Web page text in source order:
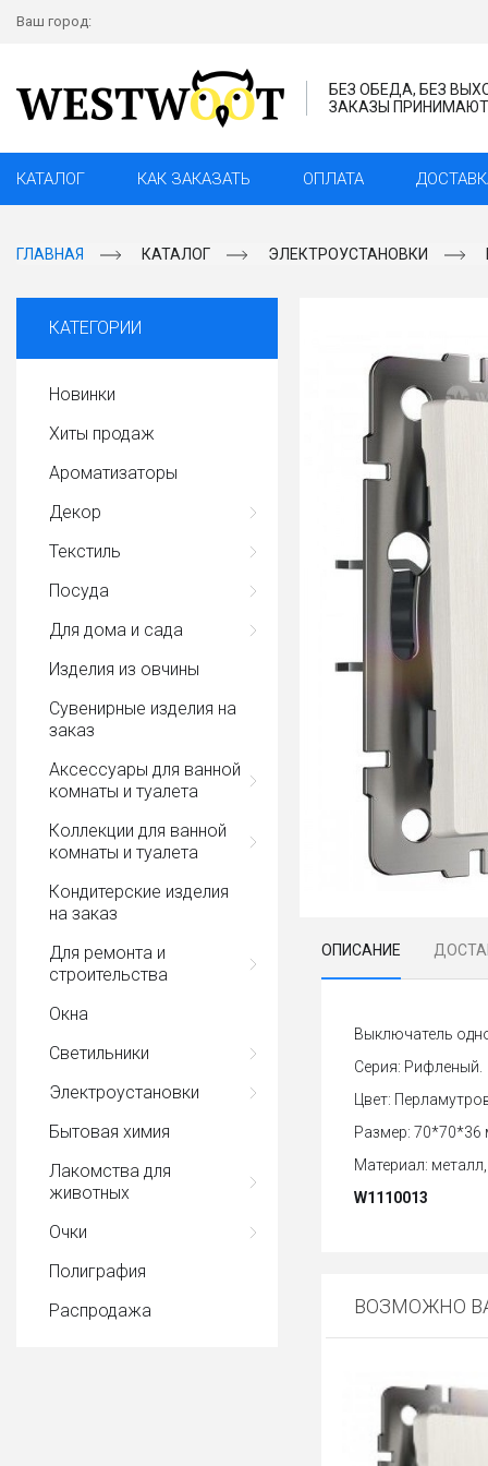
Ваш город:
БЕЗ ОБЕДА, БЕЗ
ЗАКАЗЫ
КАТАЛОГ КАК ЗАКАЗАТЬ ОПЛАТА
ГЛАВНАЯ КАТАЛОГ ЭЛЕКТРОУСТАНОВКИ
КАТЕГОРИИ
Новинки
Хиты продаж
Ароматизаторы
Декор
Текстиль
Посуда
Для дома и сада
Изделия из овчины
Сувенирные изделия на
заказ
Аксессуары для ванной
комнаты и туалета
Коллекции для ванной
комнаты и туалета
Кондитерские изделия
на заказ
Для ремонта и
строительства
Окна
Светильники
Электроустановки
Бытовая химия
Лакомства для
животных
Очки
Полиграфия
Распродажа
ОПИСАНИЕ
Выключатель
Серия: Рифленый.
Цвет:
Размер: 70*70*36
Материал:
W1110013
ВОЗМОЖНО